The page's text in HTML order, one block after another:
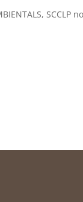
SCCLP